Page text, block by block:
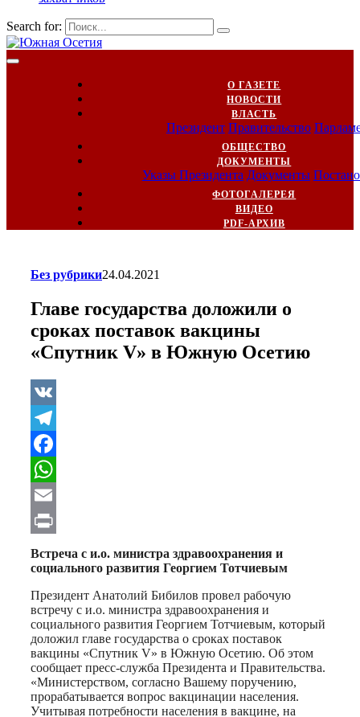
Search for:
О ГАЗЕТЕ
НОВОСТИ
ВЛАСТЬ
Президент Правительство
ОБЩЕСТВО
ДОКУМЕНТЫ
Указы Президента Документы
ФОТОГАЛЕРЕЯ
ВИДЕО
PDF-АРХИВ
Без рубрики24.04.2021
Главе государства доложили о
сроках поставок вакцины
«Спутник V» в Южную Осетию
VK
Telegram
Facebook
WhatsApp
Email
Print
Встреча с и.о. министра здравоохранения и
социального развития Георгием Тотчиевым
Президент Анатолий Бибилов провел рабочую
встречу с и.о. министра здравоохранения и
социального развития Георгием Тотчиевым, который
доложил главе государства о сроках поставок
вакцины «Спутник V» в Южную Осетию. Об этом
сообщает пресс-служба Президента и Правительства.
«Министерством, согласно Вашему поручению,
прорабатывается вопрос вакцинации населения.
Учитывая потребности населения в вакцине, на